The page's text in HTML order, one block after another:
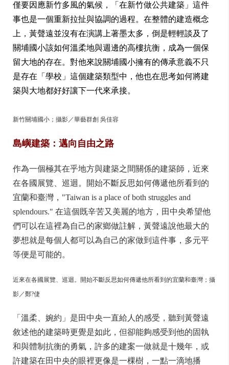
僅要因應新竹多風的氣候，「在新竹做公共建築」這件
事也是一個重新拉扯與協調的過程。在整體的建造概念
上，黃聲遠並沒有在演講上著墨太多，倒是輕輕談及了
關埔國小該如何溫柔地與週邊的高樓抗衡，成為一個保
留大地的存在。對他來說關埔國小擁有的傳承意義不只
是存在「學校」這個建築類型中，他也在思考如何將建
築與大地都好好讓下一代來承接。
新竹關埔國小；攝影／華藝群創 吳佳容
島嶼建築：邁向自由之路
作為一個極其在乎地方與建築之間關係的建築師，近來
在各國展覽、巡迴。開始不斷反思如何傳遞他所看到的
宜蘭和臺灣，"Taiwan is a place of both struggles and
splendours." 在這個既辛苦又美麗的地方，田中央希望他
們可以在這裡為自己的家鄉做註解，黃聲遠說他最大的
夢想就是每個人都可以為自己的家做到這件事，多元平
等便是可能的。
近來在各國展覽、巡迴。開始不斷反思如何傳遞他所看到的宜蘭和臺灣；攝
影／鄭?倢
「溫柔、婉約」是田中央一直給人的感受，聽到黃聲遠
敘述他的建築時更覺是如此，但卻能夠感受到他的固執
和與體制抗衡的勇氣，許多的建案一做就是十幾年，或
許建築在田中央的眼裡更像是一棵樹，一點一滴地播